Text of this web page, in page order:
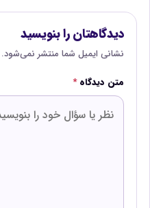
دیدگاهتان را بنویسید
نشانی ایمیل شما منتشر نمی‌شود.
متن دیدگاه*